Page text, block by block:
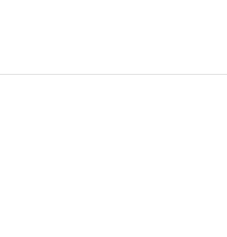
с 26 сентября по 1
коллекции